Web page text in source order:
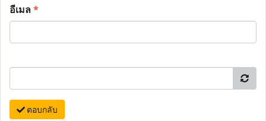
อีเมล*
ตอบกลับ